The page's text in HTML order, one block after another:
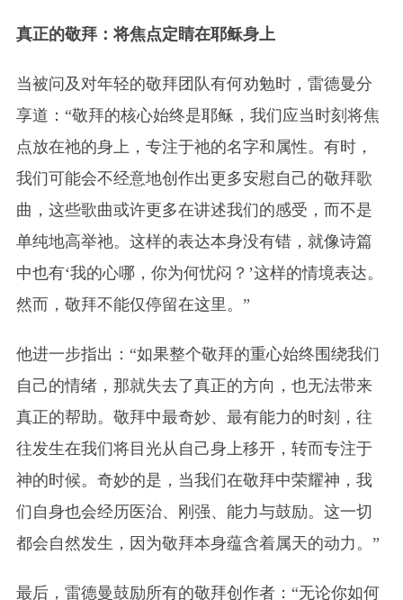
真正的敬拜：将焦点定睛在耶稣身上
当被问及对年轻的敬拜团队有何劝勉时，雷德曼分
享道：“敬拜的核心始终是耶稣，我们应当时刻将焦
点放在祂的身上，专注于祂的名字和属性。有时，
我们可能会不经意地创作出更多安慰自己的敬拜歌
曲，这些歌曲或许更多在讲述我们的感受，而不是
单纯地高举祂。这样的表达本身没有错，就像诗篇
中也有‘我的心哪，你为何忧闷？’这样的情境表达。
然而，敬拜不能仅停留在这里。”
他进一步指出：“如果整个敬拜的重心始终围绕我们
自己的情绪，那就失去了真正的方向，也无法带来
真正的帮助。敬拜中最奇妙、最有能力的时刻，往
往发生在我们将目光从自己身上移开，转而专注于
神的时候。奇妙的是，当我们在敬拜中荣耀神，我
们自身也会经历医治、刚强、能力与鼓励。这一切
都会自然发生，因为敬拜本身蕴含着属天的动力。”
最后，雷德曼鼓励所有的敬拜创作者：“无论你如何